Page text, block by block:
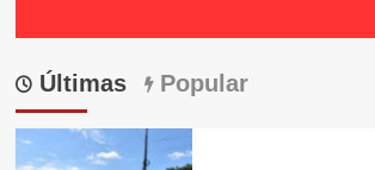
Últimas Popular